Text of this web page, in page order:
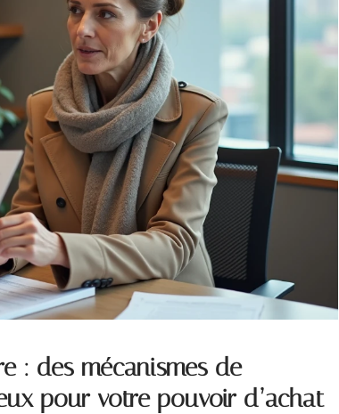
: des mécanismes de
pour votre pouvoir d’achat